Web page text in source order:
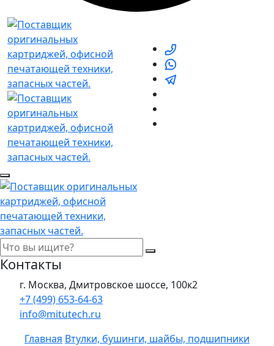
Контакты
г. Москва, Дмитровское шоссе, 100к2
+7 (499) 653-64-63
info@mitutech.ru
Главная Втулки, бушинги, шайбы, подшипники